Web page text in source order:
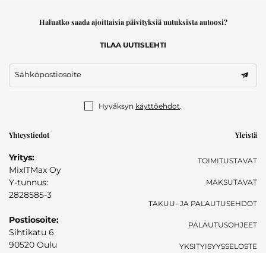
Haluatko saada ajoittaisia päivityksiä uutuksista autoosi?
TILAA UUTISLEHTI
Sähköpostiosoite
Hyväksyn käyttöehdot.
Yhteystiedot
Yritys:
MixITMax Oy
Y-tunnus:
2828585-3
Postiosoite:
Sihtikatu 6
90520 Oulu
Yleistä
TOIMITUSTAVAT
MAKSUTAVAT
TAKUU- JA PALAUTUSEHDOT
PALAUTUSOHJEET
YKSITYISYYSSELOSTE